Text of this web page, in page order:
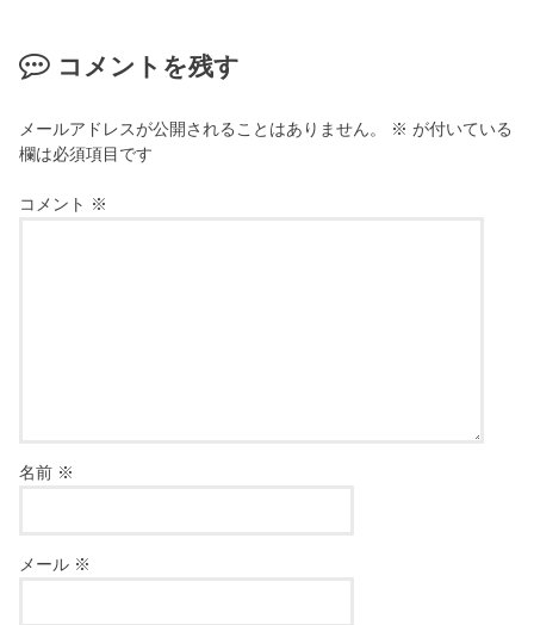
コメントを残す
メールアドレスが公開されることはありません。 ※ が付いている
欄は必須項目です
コメント ※
名前 ※
メール ※